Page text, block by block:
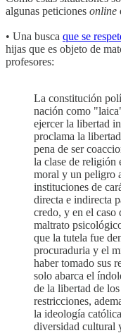
algunas peticiones online
• Una busca que se
hijas que es objeto de
profesores:
La constitución
nación como
ejercer la libertad
proclama la
pena de ser
la clase de religión
moral y un peligro
instituciones de
directa e indirecta
credo, y en el caso
maltrato
que la tutela fue
procuraduria y el
haber tomado sus
solo abarca el
de la libertad de
restricciones,
la ideología
diversidad cultural